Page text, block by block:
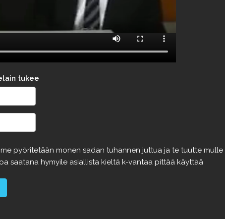
tukee
me pyöritetään monen sadan tuhannen juttua ja te tuutte mulle
saatana hymyile asiallista kieltä k-vantaa pittää käyttää